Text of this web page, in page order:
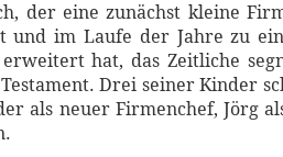
der eine zunächst kleine
im Laufe der Jahre zu
hat, das Zeitliche
Drei seiner Kinder
als neuer Firmenchef, Jörg